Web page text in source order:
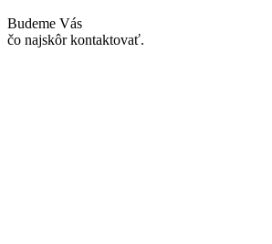
Budeme Vás
čo najskôr kontaktovať.